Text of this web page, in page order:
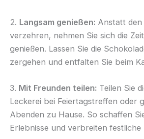
2. Langsam genießen: Anstatt den
verzehren, nehmen Sie sich die
genießen. Lassen Sie die
zergehen und entfalten Sie beim
3. Mit Freunden teilen: Teilen Sie
Leckerei bei Feiertagstreffen oder
Abenden zu Hause. So schaffen
Erlebnisse und verbreiten festliche